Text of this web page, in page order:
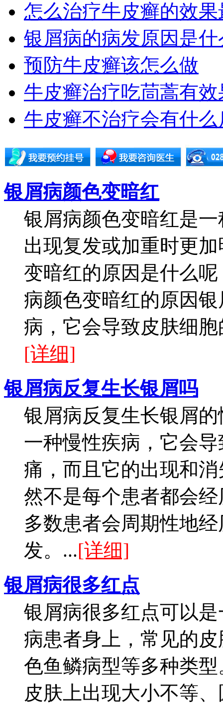
怎么治疗牛皮癣的效果
银屑病的病发原因是什
预防牛皮癣该怎么做
牛皮癣治疗吃茼蒿有效
牛皮癣不治疗会有什么
银屑病颜色变暗红
银屑病颜色变暗红是
出现复发或加重时更
变暗红的原因是什么
病颜色变暗红的原因
病，它会导致皮肤细
[详细]
银屑病反复生长银屑吗
银屑病反复生长银屑
一种慢性疾病，它会
痛，而且它的出现和
然不是每个患者都会
多数患者会周期性地
发。...[详细]
银屑病很多红点
银屑病很多红点可以
病患者身上，常见的
色鱼鳞病型等多种类
皮肤上出现大小不等